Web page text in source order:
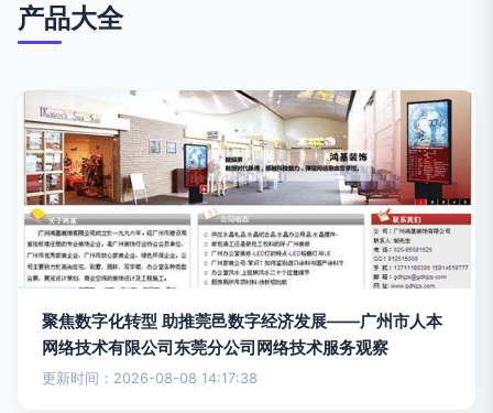
产品大全
聚焦数字化转型 助推莞邑数字经济发展——广州市人本
网络技术有限公司东莞分公司网络技术服务观察
更新时间：2026-08-08 14:17:38